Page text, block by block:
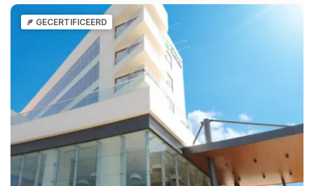
GECERTIFICEERD